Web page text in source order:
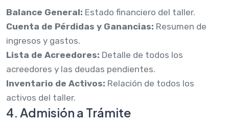
Balance General: Estado financiero del taller.
Cuenta de Pérdidas y Ganancias: Resumen de
ingresos y gastos.
Lista de Acreedores: Detalle de todos los
acreedores y las deudas pendientes.
Inventario de Activos: Relación de todos los
activos del taller.
4. Admisión a Trámite